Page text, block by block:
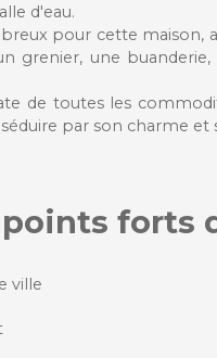
d'eau.
pour cette maison,
grenier, une
de toutes les
par son charme
points forts
ville